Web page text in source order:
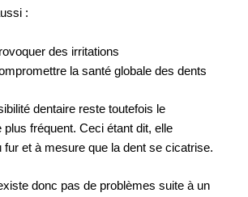
:
des irritations
la santé globale des dents
dentaire reste toutefois le
plus fréquent. Ceci étant dit, elle
fur et à mesure que la dent se cicatrise.
donc pas de problèmes suite à un